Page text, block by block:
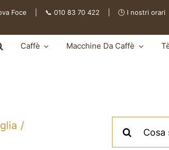
Foce | 📞 010 83 70 422 | 🕒 I nostri orari
Caffè Macchine Da Caffè
per: